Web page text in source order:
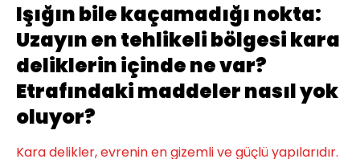
Işığın bile kaçamadığı nokta:
Uzayın en tehlikeli bölgesi kara
deliklerin içinde ne var?
Etrafındaki maddeler nasıl yok
oluyor?
Kara delikler, evrenin en gizemli ve güçlü yapılarıdır.